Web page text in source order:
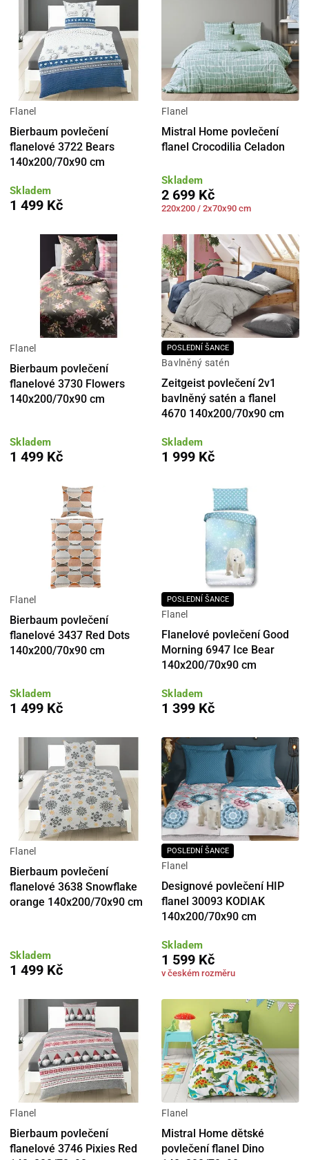
Flanel
Bierbaum povlečení
flanelové 3722 Bears
140x200/70x90 cm
Skladem
1 499 Kč
Flanel
Mistral Home povlečení
flanel Crocodilia Celadon
Skladem
2 699 Kč
220x200 / 2x70x90 cm
Flanel
Bierbaum povlečení
flanelové 3730 Flowers
140x200/70x90 cm
Skladem
1 499 Kč
POSLEDNÍ ŠANCE
Bavlněný satén
Zeitgeist povlečení 2v1
bavlněný satén a flanel
4670 140x200/70x90 cm
Skladem
1 999 Kč
Flanel
Bierbaum povlečení
flanelové 3437 Red Dots
140x200/70x90 cm
Skladem
1 499 Kč
POSLEDNÍ ŠANCE
Flanel
Flanelové povlečení Good
Morning 6947 Ice Bear
140x200/70x90 cm
Skladem
1 399 Kč
Flanel
Bierbaum povlečení
flanelové 3638 Snowflake
orange 140x200/70x90 cm
Skladem
1 499 Kč
POSLEDNÍ ŠANCE
Flanel
Designové povlečení HIP
flanel 30093 KODIAK
140x200/70x90 cm
Skladem
1 599 Kč
v českém rozměru
Flanel
Bierbaum povlečení
flanelové 3746 Pixies Red
Flanel
Mistral Home dětské
povlečení flanel Dino